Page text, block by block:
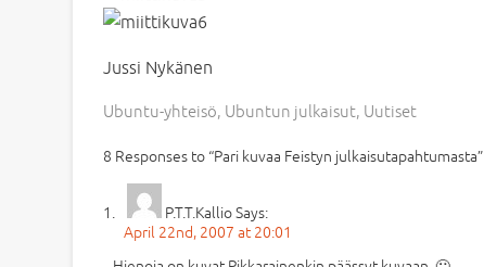
Jussi Nykänen
Ubuntu-yhteisö, Ubuntun julkaisut, Uutiset
8 Responses to “Pari kuvaa Feistyn julkaisutapahtumasta”
P.T.T.KallioSays:
April 22nd, 2007 at 20:01